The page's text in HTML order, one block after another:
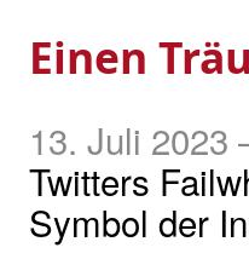
Einen
13. Juli 2023
Twitters
Symbol der